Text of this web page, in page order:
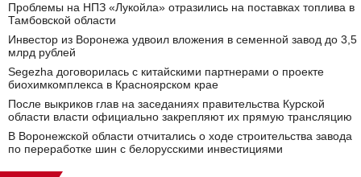
Проблемы на НПЗ «Лукойла» отразились на поставках топлива в
Тамбовской области
Инвестор из Воронежа удвоил вложения в семенной завод до 3,5
млрд рублей
Segezha договорилась с китайскими партнерами о проекте
биохимкомплекса в Красноярском крае
После выкриков глав на заседаниях правительства Курской
области власти официально закрепляют их прямую трансляцию
В Воронежской области отчитались о ходе строительства завода
по переработке шин с белорусскими инвестициями